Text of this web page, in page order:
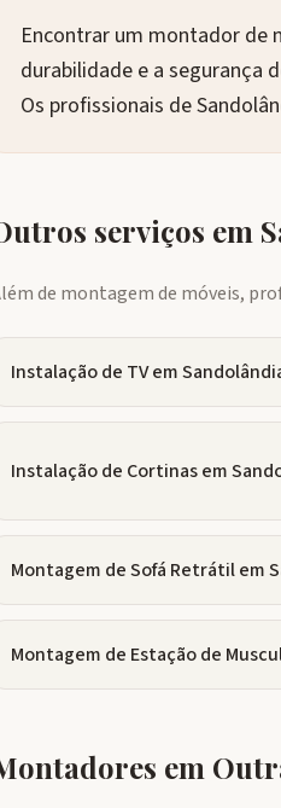
Encontrar um montador de
durabilidade e a segurança
Os profissionais de
serviços em
de montagem de móveis,
Instalação de TVem
Instalação de Cortinasem
Montagem de Sofá Retrátilem
Montagem de Estação de
em